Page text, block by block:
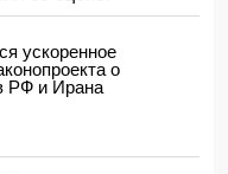
330 разыскиваемых
районе пастух
ускоренное
о
РФ и Ирана